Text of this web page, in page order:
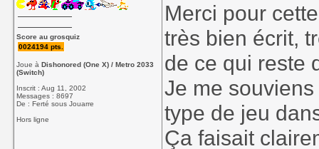
Score au grosquiz
0024194 pts.
Joue àDishonored (One X) / Metro 2033
(Switch)
Inscrit : Aug 11, 2002
Messages : 8697
De : Ferté sous Jouarre
Hors ligne
Merci pour
très bien écrit,
de ce qui reste
Je me
type de jeu
Ça faisait